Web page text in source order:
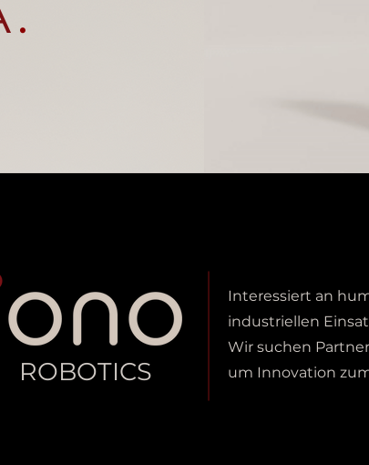
.
ROBOTICS
Interessiert an
industriellen
Wir suchen
um Innovation